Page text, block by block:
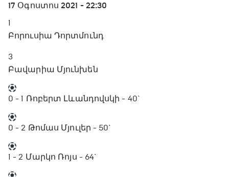
17 Օգոստոս 2021 - 22:30
1
Բորուսիա Դորտմունդ
3
Բավարիա Մյունխեն
0 - 1 Ռոբերտ Լևանդովսկի - 40`
0 - 2 Թոմաս Մյուլեր - 50`
1 - 2 Մարկո Ռոյս - 64`